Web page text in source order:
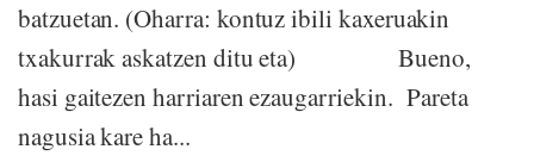
batzuetan. (Oharra: kontuz ibili kaxeruakin
txakurrak askatzen ditu eta) Bueno,
hasi gaitezen harriaren ezaugarriekin. Pareta
nagusia kare ha...